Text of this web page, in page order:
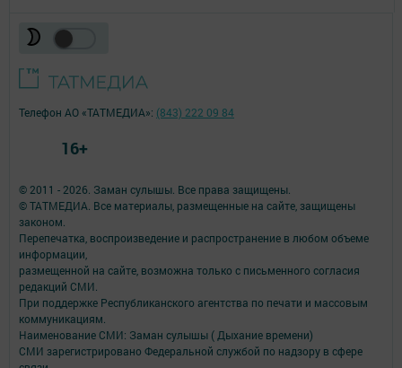
© 2011 - 2026. Заман сулышы. Все права защищены.
© ТАТМЕДИА. Все материалы, размещенные на сайте, защищены
законом.
Перепечатка, воспроизведение и распространение в любом объеме
информации,
размещенной на сайте, возможна только с письменного согласия
редакций СМИ.
При поддержке Республиканского агентства по печати и массовым
коммуникациям.
Наименование СМИ: Заман сулышы ( Дыхание времени)
СМИ зарегистрировано Федеральной службой по надзору в сфере
Телефон АО «ТАТМЕДИА»: (843) 222 09 84
16+